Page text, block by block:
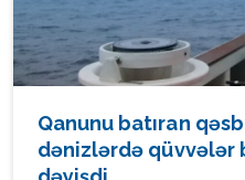
Qanunu batıran
dənizlərdə qüvvələr